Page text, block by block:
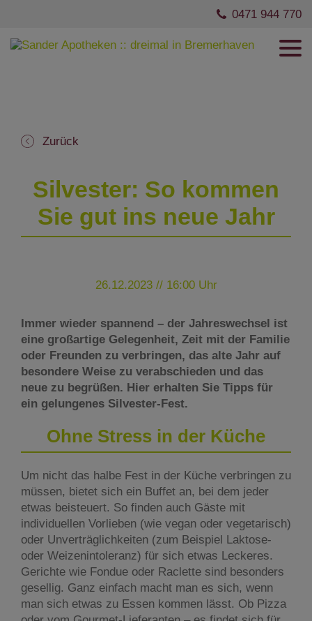
0471 944 770
Zurück
Silvester: So kommen
Sie gut ins neue Jahr
26.12.2023 // 16:00 Uhr
Immer wieder spannend – der Jahreswechsel ist
eine großartige Gelegenheit, Zeit mit der Familie
oder Freunden zu verbringen, das alte Jahr auf
besondere Weise zu verabschieden und das
neue zu begrüßen. Hier erhalten Sie Tipps für
ein gelungenes Silvester-Fest.
Ohne Stress in der Küche
Um nicht das halbe Fest in der Küche verbringen zu
müssen, bietet sich ein Buffet an, bei dem jeder
etwas beisteuert. So finden auch Gäste mit
individuellen Vorlieben (wie vegan oder vegetarisch)
oder Unverträglichkeiten (zum Beispiel Laktose-
oder Weizenintoleranz) für sich etwas Leckeres.
Gerichte wie Fondue oder Raclette sind besonders
gesellig. Ganz einfach macht man es sich, wenn
man sich etwas zu Essen kommen lässt. Ob Pizza